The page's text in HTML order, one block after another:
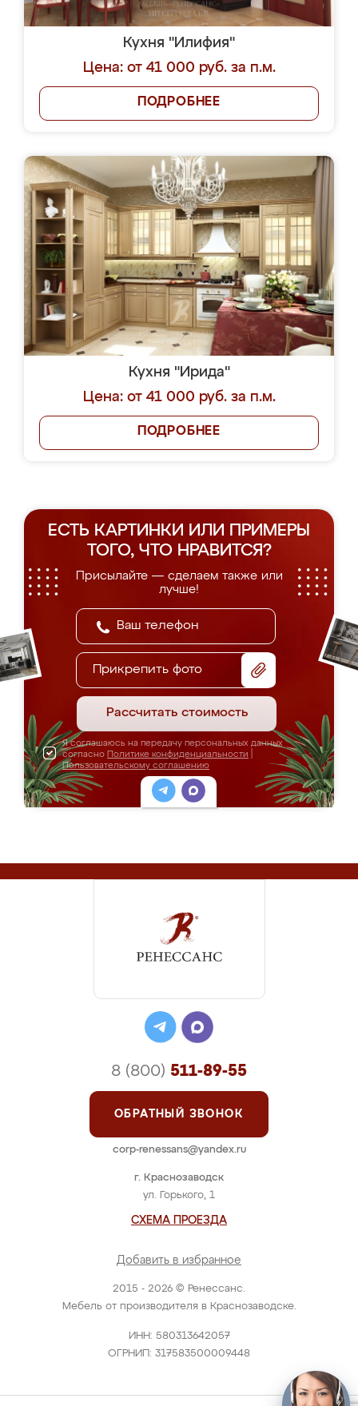
Кухня "Илифия"
Цена: от 41 000 руб. за п.м.
ПОДРОБНЕЕ
Кухня "Ирида"
Цена: от 41 000 руб. за п.м.
ПОДРОБНЕЕ
ЕСТЬ КАРТИНКИ ИЛИ ПРИМЕРЫ
ТОГО, ЧТО НРАВИТСЯ?
Присылайте — сделаем также или
лучше!
Прикрепить фото
Рассчитать стоимость
Я соглашаюсь на передачу персональных данных
согласно Политике конфиденциальности
Пользовательскому соглашению
2015 - 2026 © Ренессанс.
Мебель от производителя в Краснозаводске.
ИНН: 580313642057
ОГРНИП: 317583500009448
г. Краснозаводск
ул. Горького, 1
СХЕМА ПРОЕЗДА
Добавить в избранное
8 (800) 511-89-55
ОБРАТНЫЙ ЗВОНОК
corp-renessans@yandex.ru